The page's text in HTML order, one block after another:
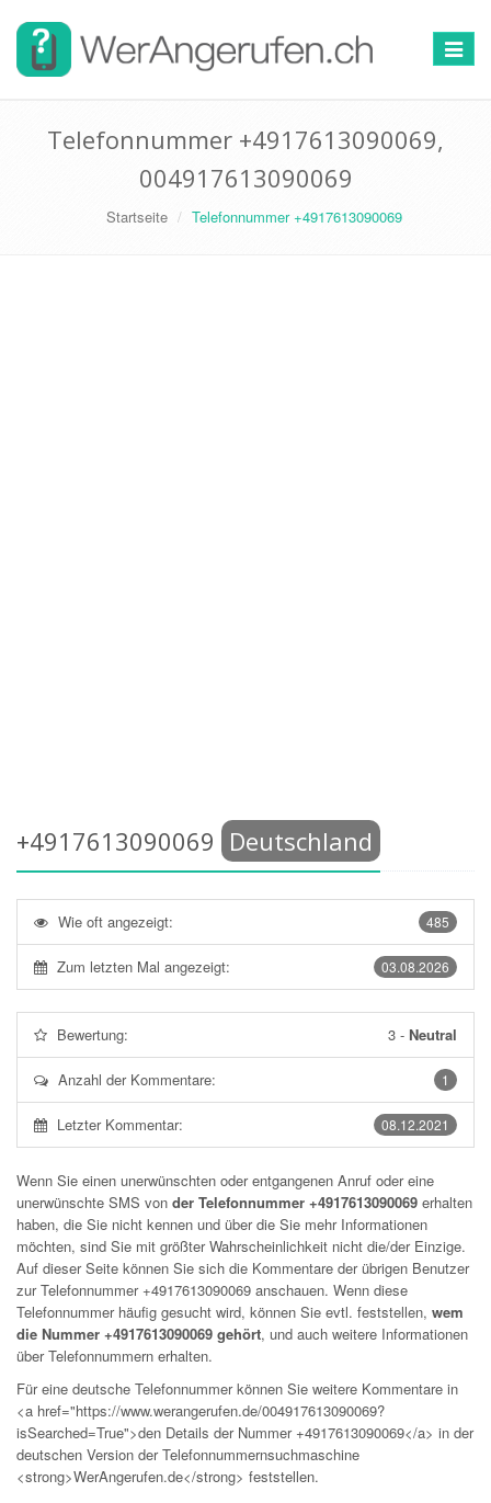
Toggle
Telefonnummer +4917613090069,
004917613090069
Startseite Telefonnummer +4917613090069
+4917613090069 Deutschland
485
Wie oft angezeigt:
03.08.2026
Zum letzten Mal angezeigt:
Bewertung: 3 - Neutral
1
Anzahl der Kommentare:
08.12.2021
Letzter Kommentar:
Wenn Sie einen unerwünschten oder entgangenen Anruf oder eine
unerwünschte SMS von der Telefonnummer +4917613090069 erhalten
haben, die Sie nicht kennen und über die Sie mehr Informationen
möchten, sind Sie mit größter Wahrscheinlichkeit nicht die/der Einzige.
Auf dieser Seite können Sie sich die Kommentare der übrigen Benutzer
zur Telefonnummer +4917613090069 anschauen. Wenn diese
Telefonnummer häufig gesucht wird, können Sie evtl. feststellen, wem
die Nummer +4917613090069 gehört, und auch weitere Informationen
über Telefonnummern erhalten.
Für eine deutsche Telefonnummer können Sie weitere Kommentare in
<a href="https://www.werangerufen.de/004917613090069?
isSearched=True">den Details der Nummer +4917613090069</a> in der
deutschen Version der Telefonnummernsuchmaschine
<strong>WerAngerufen.de</strong> feststellen.